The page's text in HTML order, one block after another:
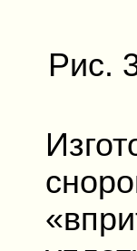
Рис.